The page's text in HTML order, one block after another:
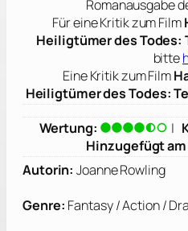
Romanausgabe
Für eine Kritik zum Film
Heiligtümer des Todes:
bitte
Eine Kritik zum Film
Heiligtümer des Todes:
Wertung:
|
Hinzugefügt am
Autorin: Joanne Rowling
Genre: Fantasy / Action /